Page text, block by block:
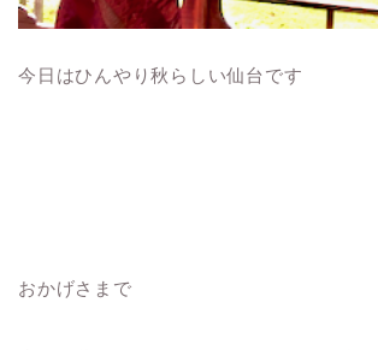
今日はひんやり秋らしい仙台です
おかげさまで